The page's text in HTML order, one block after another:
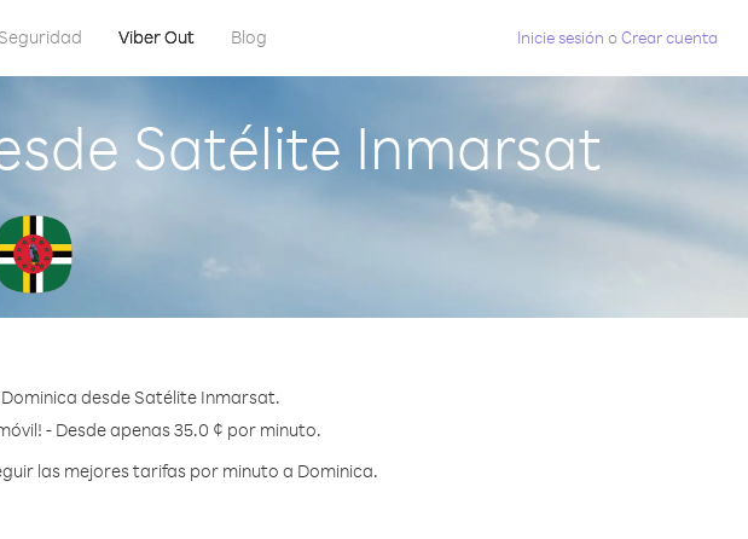
Seguridad Viber Out Blog Inicie sesión oCrear cuenta
Satélite Inmarsat
desde Satélite Inmarsat.
- Desde apenas 35.0 ¢ por minuto.
las mejores tarifas por minuto a Dominica.